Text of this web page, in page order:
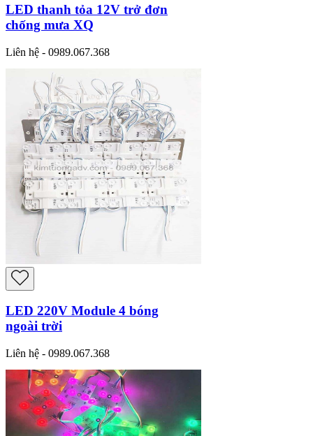
LED thanh tỏa 12V trở đơn
chống mưa XQ
Liên hệ - 0989.067.368
LED 220V Module 4 bóng
ngoài trời
Liên hệ - 0989.067.368